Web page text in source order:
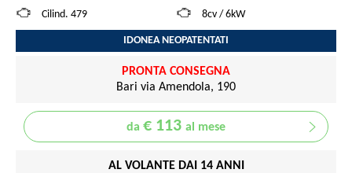
Cilind. 479
8cv / 6kW
IDONEA NEOPATENTATI
PRONTA CONSEGNA
Bari via Amendola, 190
da € 113 al mese
AL VOLANTE DAI 14 ANNI